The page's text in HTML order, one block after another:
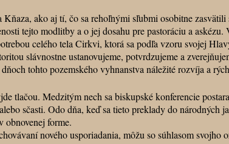
ako aj tí, čo sa rehoľnými sľubmi osobitne
tejto modlitby a o jej dosahu pre pastoráciu a
celého tela Cirkvi, ktorá sa podľa vzoru svojej
slávnostne ustanovujeme, potvrdzujeme a
tohto pozemského vyhnanstva náležité rozvíja a
Medzitým nech sa biskupské konferencie
sčasti. Odo dňa, keď sa tieto preklady do
forme.
nového usporiadania, môžu so súhlasom svojho